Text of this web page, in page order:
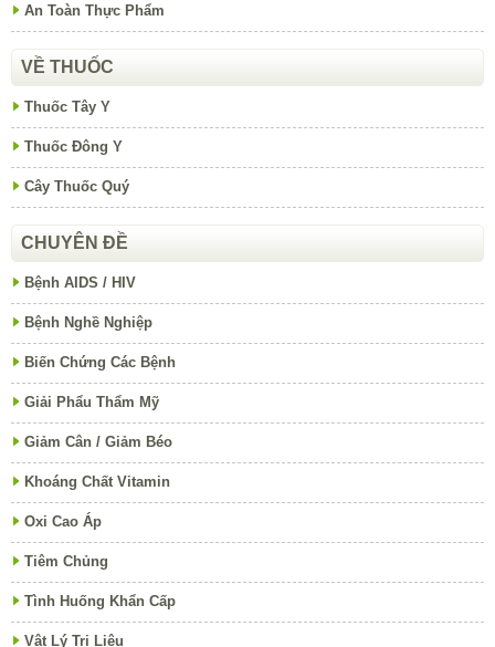
An Toàn Thực Phẩm
VỀ THUỐC
Thuốc Tây Y
Thuốc Đông Y
Cây Thuốc Quý
CHUYÊN ĐỀ
Bệnh AIDS / HIV
Bệnh Nghề Nghiệp
Biến Chứng Các Bệnh
Giải Phẩu Thẩm Mỹ
Giảm Cân / Giảm Béo
Khoáng Chất Vitamin
Oxi Cao Áp
Tiêm Chủng
Tình Huống Khẩn Cấp
Vật Lý Trị Liệu